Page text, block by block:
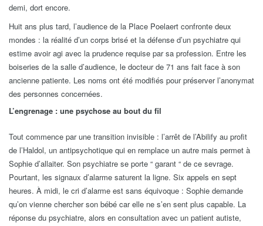
demi, dort encore.
Huit ans plus tard, l’audience de la Place Poelaert confronte deux
mondes : la réalité d’un corps brisé et la défense d’un psychiatre qui
estime avoir agi avec la prudence requise par sa profession. Entre les
boiseries de la salle d’audience, le docteur de 71 ans fait face à son
ancienne patiente. Les noms ont été modifiés pour préserver l’anonymat
des personnes concernées.
L’engrenage : une psychose au bout du fil
Tout commence par une transition invisible : l’arrêt de l’Abilify au profit
de l’Haldol, un antipsychotique qui en remplace un autre mais permet à
Sophie d’allaiter. Son psychiatre se porte “ garant “ de ce sevrage.
Pourtant, les signaux d’alarme saturent la ligne. Six appels en sept
heures. À midi, le cri d’alarme est sans équivoque : Sophie demande
qu’on vienne chercher son bébé car elle ne s’en sent plus capable. La
réponse du psychiatre, alors en consultation avec un patient autiste,